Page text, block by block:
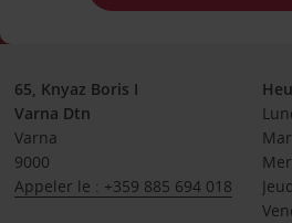
65, Knyaz Boris I
Varna Dtn
Varna
9000
Appeler le : +359 885 694 018